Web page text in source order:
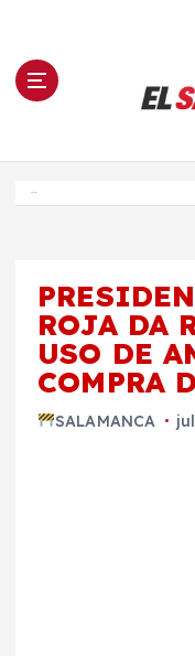
n El
ROJA DA
USO DE
COMPRA
SALAMANCA